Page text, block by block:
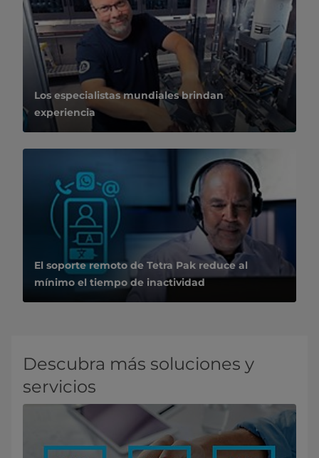
Los especialistas mundiales brindan
experiencia
El soporte remoto de Tetra Pak reduce al
mínimo el tiempo de inactividad
Descubra más soluciones y
servicios